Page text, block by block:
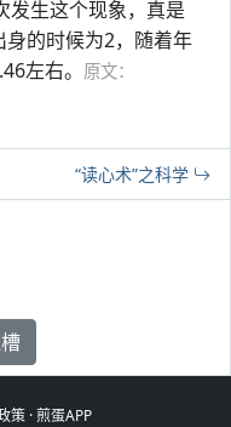
发生这个现象，真是
的时候为2，随着年
左右。 原文：
“读心术”之科学
策·煎蛋APP